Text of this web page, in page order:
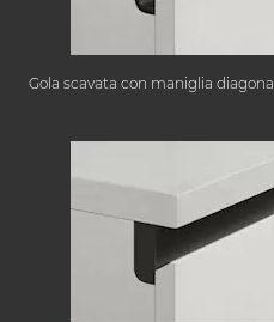
Gola scavata con maniglia diagonal